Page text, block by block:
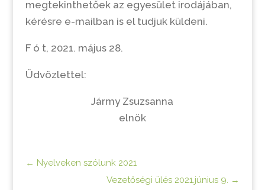
megtekinthetőek az egyesület irodájában,
kérésre e-mailban is el tudjuk küldeni.
F ó t, 2021. május 28.
Üdvözlettel:
Jármy Zsuzsanna
elnök
← Nyelveken szólunk 2021
Vezetőségi ülés 2021.június 9. →